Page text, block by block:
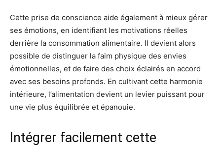
Cette prise de conscience aide également à mieux gérer
ses émotions, en identifiant les motivations réelles
derrière la consommation alimentaire. Il devient alors
possible de distinguer la faim physique des envies
émotionnelles, et de faire des choix éclairés en accord
avec ses besoins profonds. En cultivant cette harmonie
intérieure, l’alimentation devient un levier puissant pour
une vie plus équilibrée et épanouie.
Intégrer facilement cette